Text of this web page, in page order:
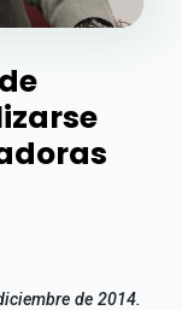
de 2014.